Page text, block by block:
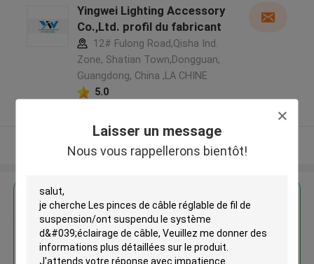
Laisser un message
Nous vous rappellerons bientôt!
Yingwei Lighting Accessory
Co.,Ltd. profil du fabricant
12# Fulong Road,Qisha Ind.
Zone, Shatian Town,Dongguan,
Guangdong, China ,LA CHINE
5.0
Regardez plus
Les pinces de câble réglable de
fil de suspension/ont suspendu